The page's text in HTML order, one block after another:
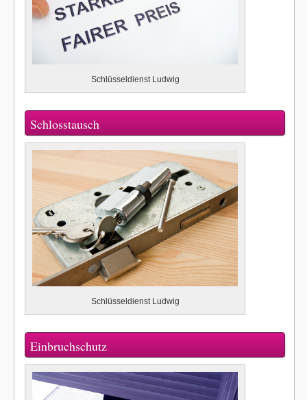
Schlüsseldienst Ludwig
Schlosstausch
Schlüsseldienst Ludwig
Einbruchschutz